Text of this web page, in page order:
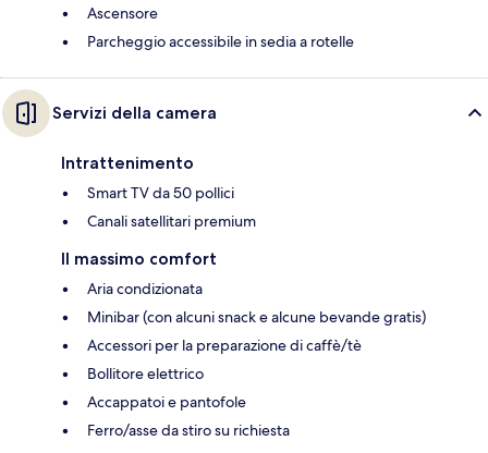
Ascensore
Parcheggio accessibile in sedia a rotelle
Servizi della camera
Intrattenimento
Smart TV da 50 pollici
Canali satellitari premium
Il massimo comfort
Aria condizionata
Minibar (con alcuni snack e alcune bevande gratis)
Accessori per la preparazione di caffè/tè
Bollitore elettrico
Accappatoi e pantofole
Ferro/asse da stiro su richiesta